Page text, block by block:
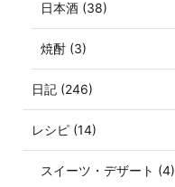
日本酒 (38)
焼酎 (3)
日記 (246)
レシピ (14)
スイーツ・デザート (4)